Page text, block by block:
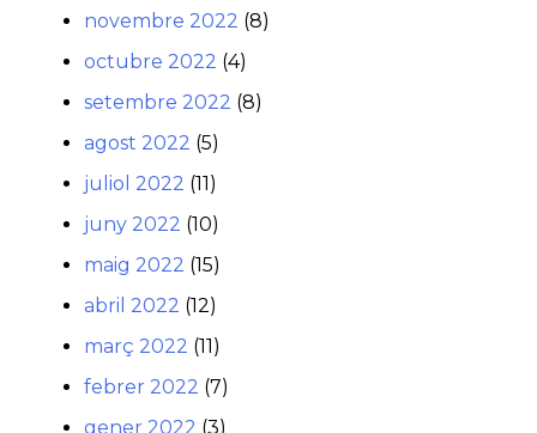
novembre 2022 (8)
octubre 2022 (4)
setembre 2022 (8)
agost 2022 (5)
juliol 2022 (11)
juny 2022 (10)
maig 2022 (15)
abril 2022 (12)
març 2022 (11)
febrer 2022 (7)
gener 2022 (3)